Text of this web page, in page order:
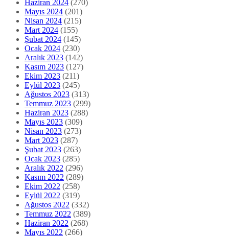
Haziran 2024 (270)
Mayıs 2024 (201)
Nisan 2024 (215)
Mart 2024 (155)
Şubat 2024 (145)
Ocak 2024 (230)
Aralık 2023 (142)
Kasım 2023 (127)
Ekim 2023 (211)
Eylül 2023 (245)
Ağustos 2023 (313)
Temmuz 2023 (299)
Haziran 2023 (288)
Mayıs 2023 (309)
Nisan 2023 (273)
Mart 2023 (287)
Şubat 2023 (263)
Ocak 2023 (285)
Aralık 2022 (296)
Kasım 2022 (289)
Ekim 2022 (258)
Eylül 2022 (319)
Ağustos 2022 (332)
Temmuz 2022 (389)
Haziran 2022 (268)
Mayıs 2022 (266)